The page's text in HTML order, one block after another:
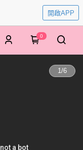
開啟APP
0
1/6